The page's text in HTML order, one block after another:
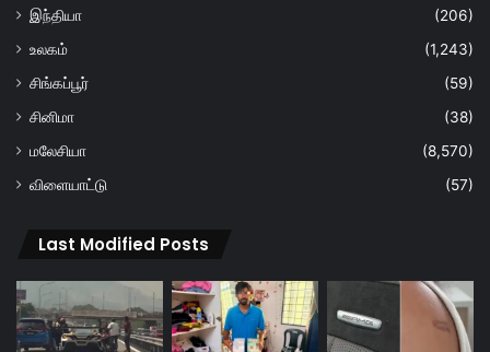
இந்தியா
(206)
உலகம்
(1,243)
சிங்கப்பூர்
(59)
சினிமா
(38)
மலேசியா
(8,570)
விளையாட்டு
(57)
Last Modified Posts